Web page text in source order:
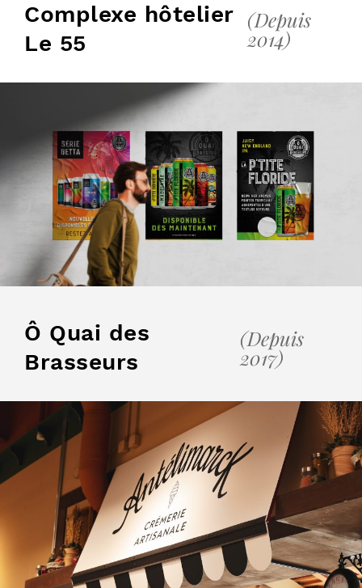
Complexe hôtelier
Le 55
(Depuis
2014)
Ô Quai des
Brasseurs
(Depuis
2017)